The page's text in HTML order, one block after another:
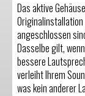
Das aktive
angeschlossen
Dasselbe gilt,
bessere
verleiht Ihrem
was kein anderer